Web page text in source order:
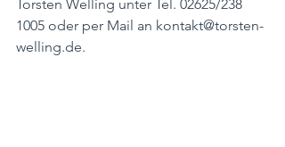
Torsten Welling unter Tel. 02625/238
1005 oder per Mail an kontakt@torsten-
welling.de.